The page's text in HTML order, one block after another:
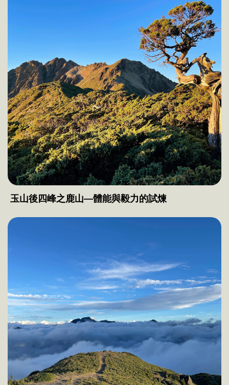
玉山後四峰之鹿山—體能與毅力的試煉